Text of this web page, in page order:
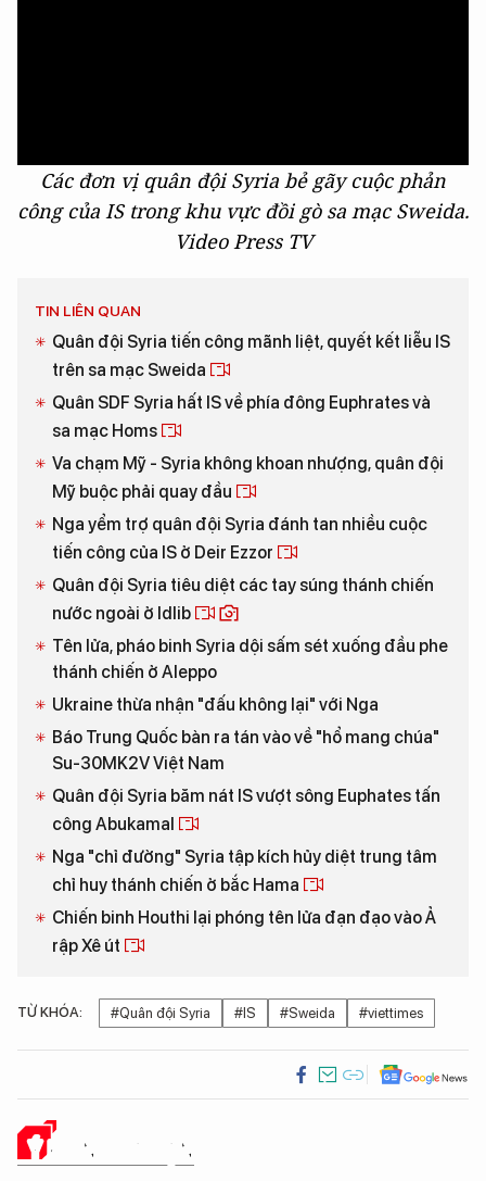
Các đơn vị quân đội Syria bẻ gãy cuộc phản
công của IS trong khu vực đồi gò sa mạc Sweida.
Video Press TV
TIN LIÊN QUAN
Quân đội Syria tiến công mãnh liệt, quyết kết liễu IS
trên sa mạc Sweida
Quân SDF Syria hất IS về phía đông Euphrates và
sa mạc Homs
Va chạm Mỹ - Syria không khoan nhượng, quân đội
Mỹ buộc phải quay đầu
Nga yểm trợ quân đội Syria đánh tan nhiều cuộc
tiến công của IS ở Deir Ezzor
Quân đội Syria tiêu diệt các tay súng thánh chiến
nước ngoài ở Idlib
Tên lửa, pháo binh Syria dội sấm sét xuống đầu phe
thánh chiến ở Aleppo
Ukraine thừa nhận "đấu không lại" với Nga
Báo Trung Quốc bàn ra tán vào về "hổ mang chúa"
Su-30MK2V Việt Nam
Quân đội Syria băm nát IS vượt sông Euphates tấn
công Abukamal
Nga "chỉ đường" Syria tập kích hủy diệt trung tâm
chỉ huy thánh chiến ở bắc Hama
Chiến binh Houthi lại phóng tên lửa đạn đạo vào Ả
rập Xê út
TỪ KHÓA: #Quân đội Syria #IS #Sweida #viettimes
Ý KIẾN CỦA BẠN